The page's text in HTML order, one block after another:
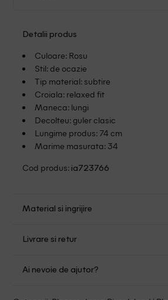
Detalii produs
Culoare: Rosu
Stil: de ocazie
Tip material: subtire
Croiala: relaxed fit
Maneca: lungi
Decolteu: guler clasic
Lungime produs: 74 cm
Marime masurata: 34
Cod produs: ia723766
Material si ingrijire
Nu folositi inalbitor
Nu uscati in uscator
Livrare si retur
mare de 149.00 lei.
Ai nevoie de ajutor?